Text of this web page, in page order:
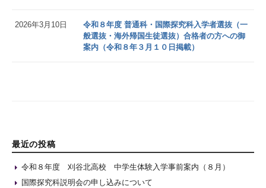
2026年3月10日
令和８年度 普通科・国際探究科入学者選抜（一
般選抜・海外帰国生徒選抜）合格者の方への御
案内（令和８年３月１０日掲載）
最近の投稿
令和８年度 刈谷北高校 中学生体験入学事前案内（８月）
国際探究科説明会の申し込みについて